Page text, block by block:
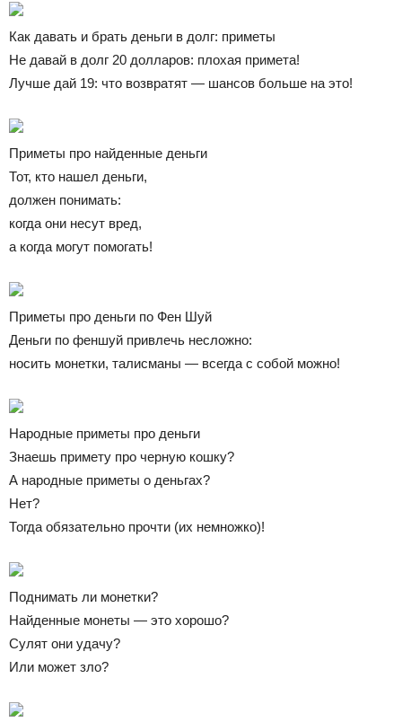
Как давать и брать деньги в долг: приметы
Не давай в долг 20 долларов: плохая примета!
Лучше дай 19: что возвратят — шансов больше на это!
Приметы про найденные деньги
Тот, кто нашел деньги,
должен понимать:
когда они несут вред,
а когда могут помогать!
Приметы про деньги по Фен Шуй
Деньги по феншуй привлечь несложно:
носить монетки, талисманы — всегда с собой можно!
Народные приметы про деньги
Знаешь примету про черную кошку?
А народные приметы о деньгах?
Нет?
Тогда обязательно прочти (их немножко)!
Поднимать ли монетки?
Найденные монеты — это хорошо?
Сулят они удачу?
Или может зло?